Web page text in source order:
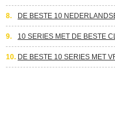
8. DE BESTE 10
9. 10 SERIES MET DE BESTE
10. DE BESTE 10 SERIES MET